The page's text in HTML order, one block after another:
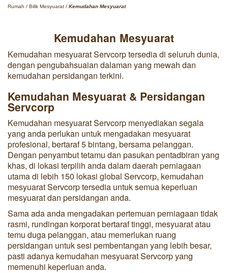
Rumah / Bilik Mesyuarat / Kemudahan Mesyuarat
Kemudahan Mesyuarat
Kemudahan mesyuarat Servcorp tersedia di seluruh dunia,
dengan pengubahsuaian dalaman yang mewah dan
kemudahan persidangan terkini.
Kemudahan Mesyuarat & Persidangan
Servcorp
Kemudahan mesyuarat Servcorp menyediakan segala
yang anda perlukan untuk mengadakan mesyuarat
profesional, bertaraf 5 bintang, bersama pelanggan.
Dengan penyambut tetamu dan pasukan pentadbiran yang
khas, di lokasi terpilih anda dalam daerah perniagaan
utama di lebih 150 lokasi global Servcorp, kemudahan
mesyuarat Servcorp tersedia untuk semua keperluan
mesyuarat dan persidangan anda.
Sama ada anda mengadakan pertemuan perniagaan tidak
rasmi, rundingan korporat bertaraf tinggi, mesyuarat atau
temu duga pelanggan, atau memerlukan ruang
persidangan untuk sesi pembentangan yang lebih besar,
pasti adanya kemudahan mesyuarat Servcorp yang
memenuhi keperluan anda.